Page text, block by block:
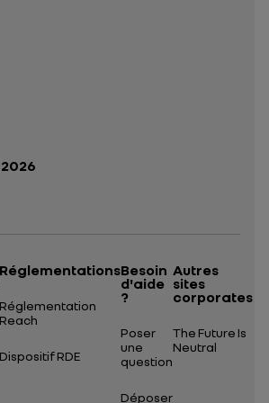
Réglementations
Réglementation
Reach
Dispositif RDE
Besoin
d'aide
?
Poser
une
question
Déposer
Autres
sites
corporates
The Future Is
Neutral